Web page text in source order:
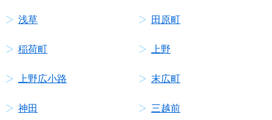
浅草 田原町
稲荷町 上野
上野広小路 末広町
神田 三越前